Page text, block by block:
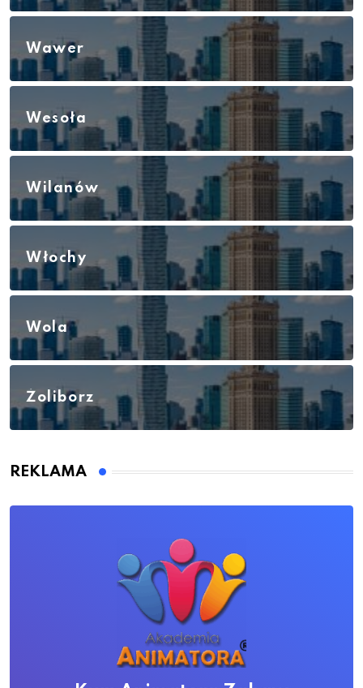
Wawer
Wesoła
Wilanów
Włochy
Wola
Żoliborz
REKLAMA